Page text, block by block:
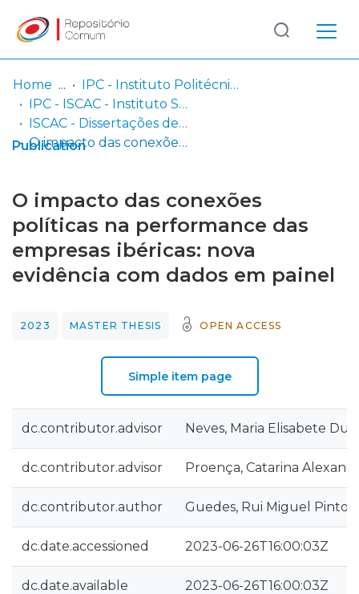
Communities
& Collections
Statistics
Log
In
(current)
Home
IPC - Instituto Politécnico de Coimbra
IPC - ISCAC - Instituto Superior de Contabilidade e Administração de Coimbra
ISCAC - Dissertações de Mestrado
O impacto das conexões políticas na performance das empresas ibéricas: nova evidência com dados em painel
Publication
O impacto das conexões
políticas na performance das
empresas ibéricas: nova
evidência com dados em painel
2023 MASTER THESIS OPEN ACCESS
Simple item page
dc.contributor.advisor Neves, Maria Elisabete
dc.contributor.advisor Proença, Catarina
dc.contributor.author Guedes, Rui Miguel Pinto
dc.date.accessioned 2023-06-26T16:00:03Z
dc.date.available 2023-06-26T16:00:03Z